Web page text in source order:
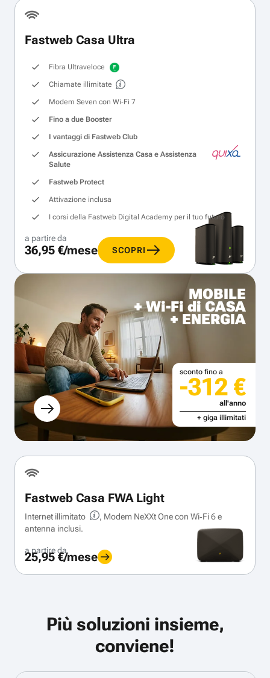
Fastweb Casa Ultra
Fibra Ultraveloce
Chiamate illimitate
Modem Seven con Wi‑Fi 7
Fino a due Booster
I vantaggi di Fastweb Club
Assicurazione Assistenza Casa e Assistenza
Salute
Fastweb Protect
Attivazione inclusa
I corsi della Fastweb Digital Academy per il tuo futuro
a partire da
36,95 €/mese SCOPRI
MOBILE
+ Wi-Fi di CASA
+ ENERGIA
sconto fino a
-312 €
all'anno
+ giga illimitati
Fastweb Casa FWA Light
Internet illimitato
, Modem NeXXt One con Wi‑Fi 6 e
antenna inclusi.
a partire da
25,95 €/mese
Più soluzioni insieme,
conviene!